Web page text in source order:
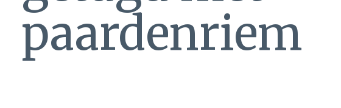
paardenriem